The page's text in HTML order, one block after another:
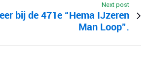
Next post
bij de 471e “Hema IJzeren
Man Loop”.